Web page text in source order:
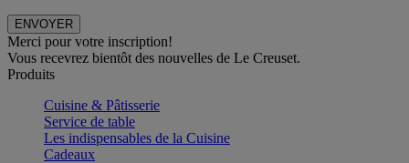
Merci pour votre inscription!
Vous recevrez bientôt des nouvelles de Le Creuset.
Produits
Cuisine & Pâtisserie
Service de table
Les indispensables de la Cuisine
Cadeaux